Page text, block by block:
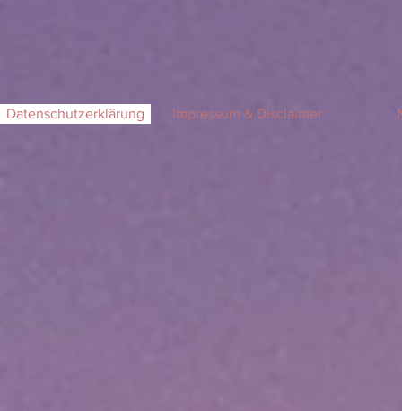
Datenschutzerklärung Impressum & Disclaimer